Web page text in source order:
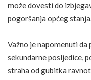
može dovesti do
pogoršanja općeg
Važno je napomenuti
sekundarne posljedice,
straha od gubitka